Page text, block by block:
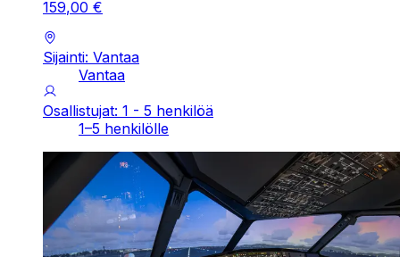
159,00 €
Sijainti: Vantaa
Vantaa
Osallistujat: 1 - 5 henkilöä
1–5 henkilölle